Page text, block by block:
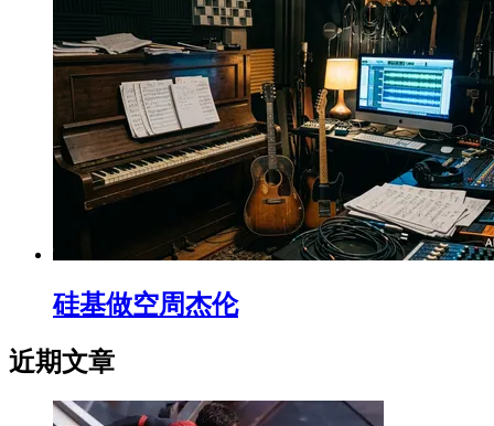
硅基做空周杰伦
近期文章